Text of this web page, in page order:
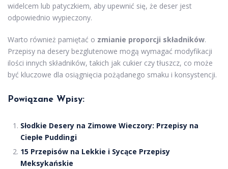
widelcem lub patyczkiem, aby upewnić się, że deser jest
odpowiednio wypieczony.
Warto również pamiętać o zmianie proporcji składników.
Przepisy na desery bezglutenowe mogą wymagać modyfikacji
ilości innych składników, takich jak cukier czy tłuszcz, co może
być kluczowe dla osiągnięcia pożądanego smaku i konsystencji.
Powiązane Wpisy:
Słodkie Desery na Zimowe Wieczory: Przepisy na
Ciepłe Puddingi
15 Przepisów na Lekkie i Sycące Przepisy
Meksykańskie